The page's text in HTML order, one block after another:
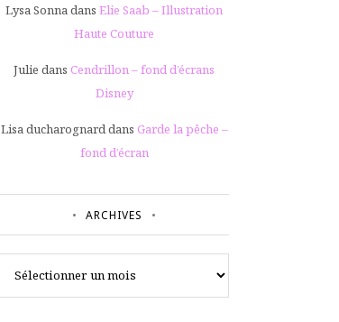
Lysa Sonna dans Elie Saab – Illustration
Haute Couture
Julie dans Cendrillon – fond d’écrans
Disney
Lisa ducharognard dans Garde la pêche –
fond d’écran
ARCHIVES